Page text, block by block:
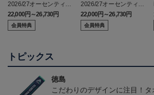
2026/27オーセンティッ
クユニフォーム(FP1st/半
袖)
22,000円～26,730円
会員特典
2026/27オーセンティッ
クユニフォーム(FP2nd/半
袖）
22,000円～26,730円
会員特典
トピックス
徳島
こだわりのデザインに注目！